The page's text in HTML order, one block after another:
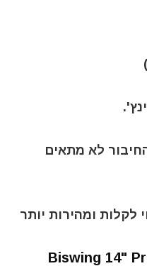
לא מתאים
לקלות ומהירות יותר
Biswing 14"